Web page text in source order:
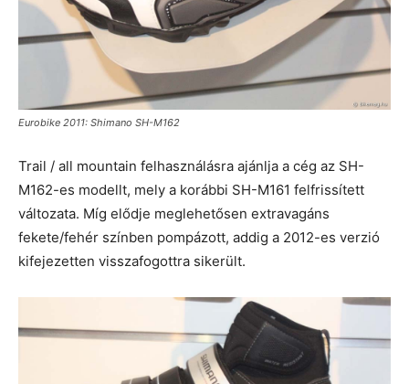
Eurobike 2011: Shimano SH-M162
Trail / all mountain felhasználásra ajánlja a cég az SH-
M162-es modellt, mely a korábbi SH-M161 felfrissített
változata. Míg elődje meglehetősen extravagáns
fekete/fehér színben pompázott, addig a 2012-es verzió
kifejezetten visszafogottra sikerült.